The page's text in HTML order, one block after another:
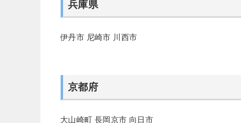
兵庫県
伊丹市 尼崎市 川西市
京都府
大山崎町 長岡京市 向日市